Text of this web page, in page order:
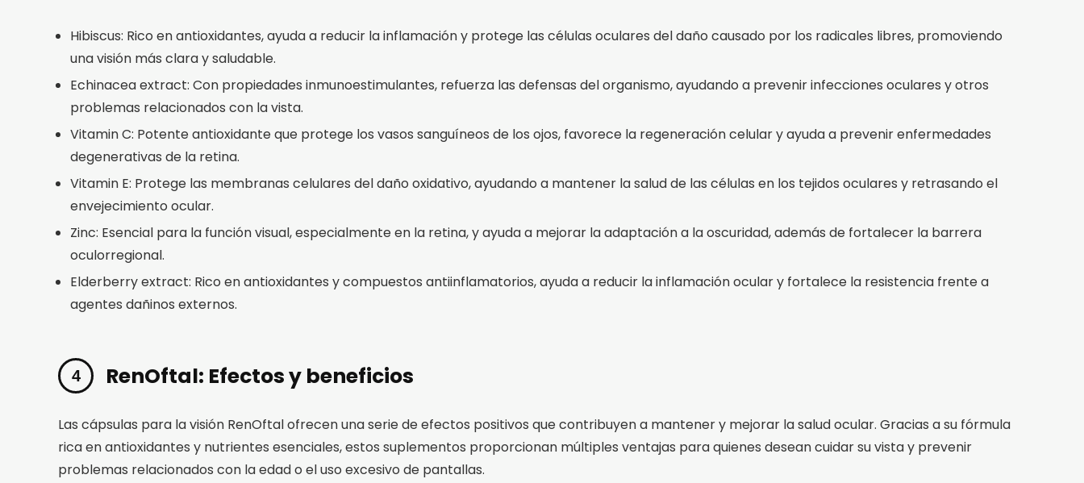
Hibiscus: Rico en antioxidantes, ayuda a reducir la inflamación y protege las células oculares del daño causado por los radicales libres, promoviendo
una visión más clara y saludable.
Echinacea extract: Con propiedades inmunoestimulantes, refuerza las defensas del organismo, ayudando a prevenir infecciones oculares y otros
problemas relacionados con la vista.
Vitamin C: Potente antioxidante que protege los vasos sanguíneos de los ojos, favorece la regeneración celular y ayuda a prevenir enfermedades
degenerativas de la retina.
Vitamin E: Protege las membranas celulares del daño oxidativo, ayudando a mantener la salud de las células en los tejidos oculares y retrasando el
envejecimiento ocular.
Zinc: Esencial para la función visual, especialmente en la retina, y ayuda a mejorar la adaptación a la oscuridad, además de fortalecer la barrera
oculorregional.
Elderberry extract: Rico en antioxidantes y compuestos antiinflamatorios, ayuda a reducir la inflamación ocular y fortalece la resistencia frente a
agentes dañinos externos.
RenOftal: Efectos y beneficios
Las cápsulas para la visión RenOftal ofrecen una serie de efectos positivos que contribuyen a mantener y mejorar la salud ocular. Gracias a su fórmula
rica en antioxidantes y nutrientes esenciales, estos suplementos proporcionan múltiples ventajas para quienes desean cuidar su vista y prevenir
problemas relacionados con la edad o el uso excesivo de pantallas.